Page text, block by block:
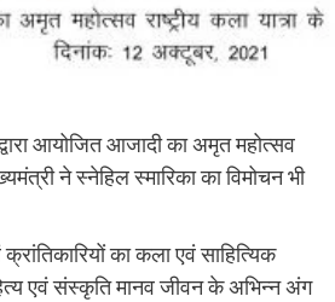
आयोजित आजादी का अमृत महोत्सव
ने स्नेहिल स्मारिका का विमोचन भी
का कला एवं साहित्यिक
एवं संस्कृति मानव जीवन के अभिन्न अंग